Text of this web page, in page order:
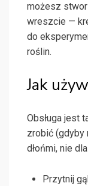
możesz
wreszcie —
do
roślin.
Jak
Obsługa jest
zrobić (gdyby
dłońmi, nie
Przytnij